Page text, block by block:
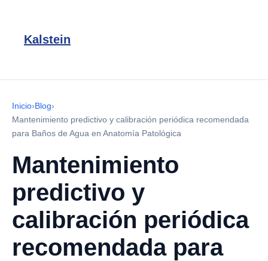
Kalstein
Inicio›Blog›
Mantenimiento predictivo y calibración periódica recomendada
para Baños de Agua en Anatomía Patológica
Mantenimiento
predictivo y
calibración periódica
recomendada para